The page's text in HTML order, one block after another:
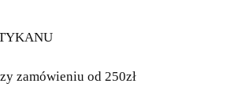
zamówieniu od 250zł